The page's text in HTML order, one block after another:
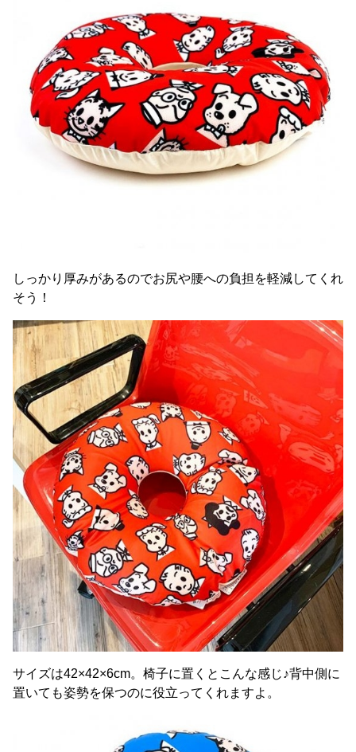
しっかり厚みがあるのでお尻や腰への負担を軽減してくれ
そう！
サイズは42×42×6cm。椅子に置くとこんな感じ♪背中側に
置いても姿勢を保つのに役立ってくれますよ。